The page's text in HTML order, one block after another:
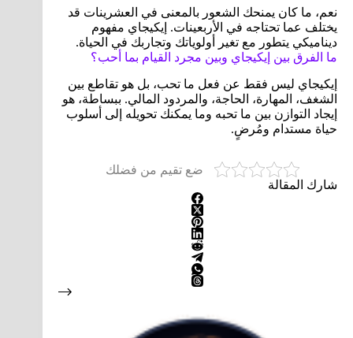
نعم، ما كان يمنحك الشعور بالمعنى في العشرينات قد
يختلف عما تحتاجه في الأربعينات. إيكيجاي مفهوم
ديناميكي يتطور مع تغير أولوياتك وتجاربك في الحياة.
ما الفرق بين إيكيجاي وبين مجرد القيام بما أحب؟
إيكيجاي ليس فقط عن فعل ما تحب، بل هو تقاطع بين
الشغف، المهارة، الحاجة، والمردود المالي. ببساطة، هو
إيجاد التوازن بين ما تحبه وما يمكنك تحويله إلى أسلوب
حياة مستدام ومُرضٍ.
ضع تقيم من فضلك
شارك المقالة